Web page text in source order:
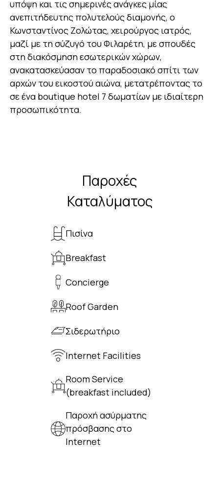
υπόψη και τις σημερινές ανάγκες μίας
ανεπιτήδευτης πολυτελούς διαμονής, ο
Κωνσταντίνος Ζολώτας, χειρούργος ιατρός,
μαζί με τη σύζυγό του Φιλαρέτη, με σπουδές
στη διακόσμηση εσωτερικών χώρων,
ανακατασκεύασαν το παραδοσιακό σπίτι των
αρχών του εικοστού αιώνα, μετατρέποντας το
σε ένα boutique hotel 7 δωματίων με ιδιαίτερη
προσωπικότητα.
Παροχές
Καταλύματος
Πισίνα
Breakfast
Concierge
Roof Garden
Σιδερωτήριο
Internet Facilities
Room Service
(breakfast included)
Παροχή ασύρματης
πρόσβασης στο
Internet